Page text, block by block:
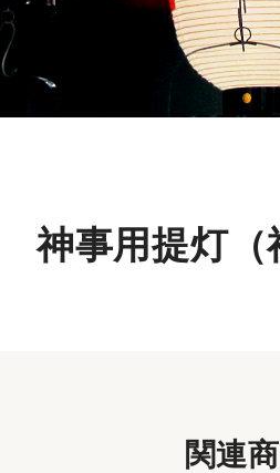
神事用提灯（
関連